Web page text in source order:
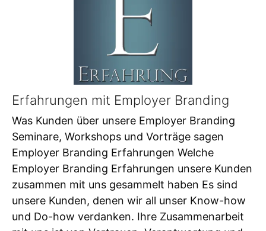
Erfahrungen mit Employer Branding
Was Kunden über unsere Employer Branding
Seminare, Workshops und Vorträge sagen
Employer Branding Erfahrungen Welche
Employer Branding Erfahrungen unsere Kunden
zusammen mit uns gesammelt haben Es sind
unsere Kunden, denen wir all unser Know-how
und Do-how verdanken. Ihre Zusammenarbeit